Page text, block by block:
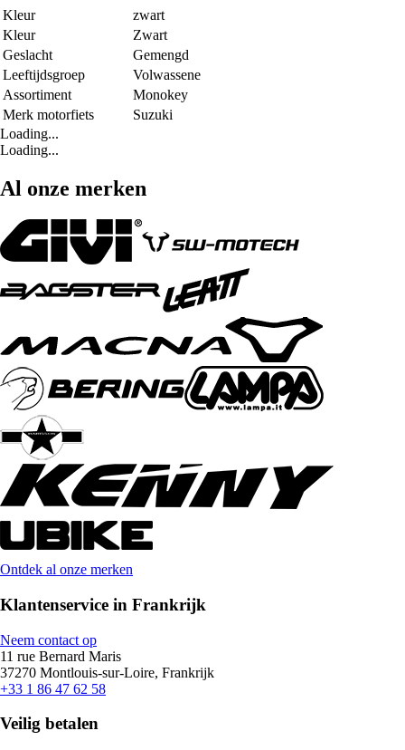
Kleur
zwart
Kleur
Zwart
Geslacht
Gemengd
Leeftijdsgroep
Volwassene
Assortiment
Monokey
Merk motorfiets
Suzuki
Loading...
Loading...
Al onze merken
Ontdek al onze merken
Klantenservice in Frankrijk
Neem contact op
11 rue Bernard Maris
37270 Montlouis-sur-Loire, Frankrijk
+33 1 86 47 62 58
Veilig betalen